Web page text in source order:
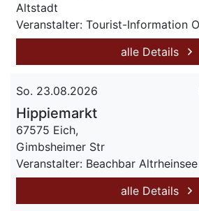
Altstadt
Veranstalter: Tourist-Information
alle Details
So. 23.08.2026
Hippiemarkt
67575 Eich,
Gimbsheimer Str
Veranstalter: Beachbar Altrheinsee
alle Details